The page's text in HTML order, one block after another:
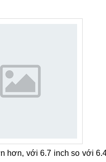
hơn, với 6.7 inch so với